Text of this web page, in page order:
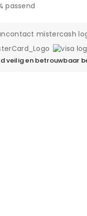
passend
veilig en betrouwbaar